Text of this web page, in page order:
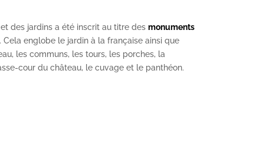
des jardins a été inscrit au titre des monuments
englobe le jardin à la française ainsi que
les communs, les tours, les porches, la
cour du château, le cuvage et le panthéon.